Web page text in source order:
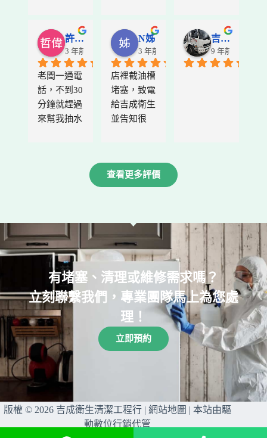
價後隔天下
午就來幫忙
處理好了！
這是一個很
困擾我的阻
塞卡住問題
來沒有1小
樣的效率跟
服務搭配這
樣的價格！
合情合理！
許哲偉
3 年前
老闆一通電
話，不到30
分鐘就趕過
來幫我抽水
擦乾淨👍
N姊
3 年前
店裡截油槽
堵塞，致電
給吉成衛生
並告知很
就到現場幫
忙疏通，也
一併請他們
空來幫忙 !
感謝 !
吉成衛生清潔工程行
9 年前
查看更多評價
有堵塞、清理或維修需求嗎？
立刻聯繫我們，專業團隊馬上為您處
理！
立即預約
版權 © 2026 吉成衛生清潔工程行 |網站地圖 | 本站由驅
動數位行銷代管